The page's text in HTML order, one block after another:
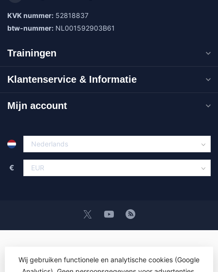
KVK nummer: 52818837
btw-nummer: NL001592903B61
Trainingen
Klantenservice & Informatie
Mijn account
€
Wij gebruiken functionele en analytische cookies (Google